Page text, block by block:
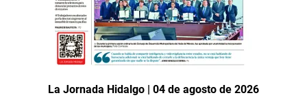
La Jornada Hidalgo | 04 de agosto de 2026